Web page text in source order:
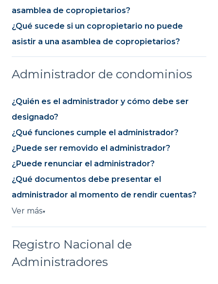
asamblea de copropietarios?
¿Qué sucede si un copropietario no puede
asistir a una asamblea de copropietarios?
Administrador de condominios
¿Quién es el administrador y cómo debe ser
designado?
¿Qué funciones cumple el administrador?
¿Puede ser removido el administrador?
¿Puede renunciar el administrador?
¿Qué documentos debe presentar el
administrador al momento de rendir cuentas?
Ver más▼
Registro Nacional de
Administradores